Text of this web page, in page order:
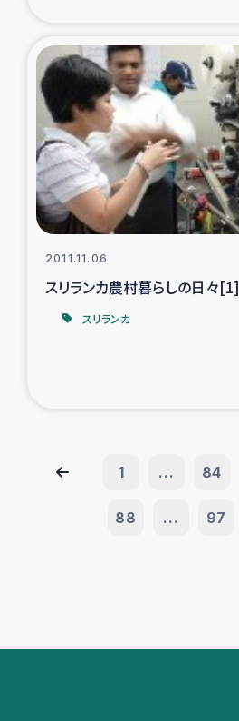
2011.11.06
スリランカ農村暮らしの日々[1]
スリランカ
1 ... 84
88 ... 97